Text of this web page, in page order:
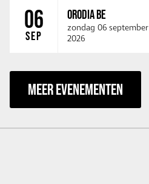
06
SEP
ORODIA BE
zondag 06 september
2026
MEER EVENEMENTEN